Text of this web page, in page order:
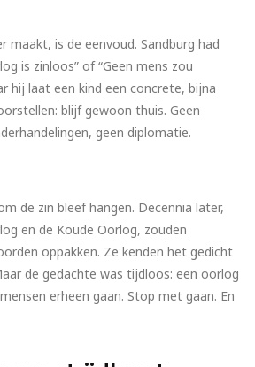
maakt, is de eenvoud. Sandburg had
is zinloos” of “Geen mens zou
hij laat een kind een concrete, bijna
blijf gewoon thuis. Geen
geen diplomatie.
de zin bleef hangen. Decennia later,
en de Koude Oorlog, zouden
oppakken. Ze kenden het gedicht
de gedachte was tijdloos: een oorlog
erheen gaan. Stop met gaan. En